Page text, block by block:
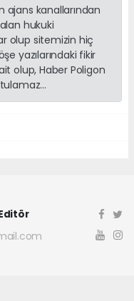
kanallarından
hukuki
olup sitemizin hiç
yazılarındaki fikir
olup, Haber Poligon